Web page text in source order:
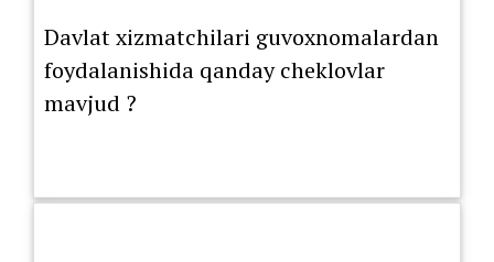
Davlat xizmatchilari guvoxnomalardan
foydalanishida qanday cheklovlar
mavjud ?